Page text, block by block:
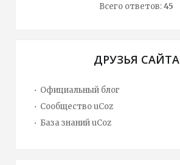
Всего ответов:45
ДРУЗЬЯ САЙТА
Официальный блог
Сообщество uCoz
База знаний uCoz